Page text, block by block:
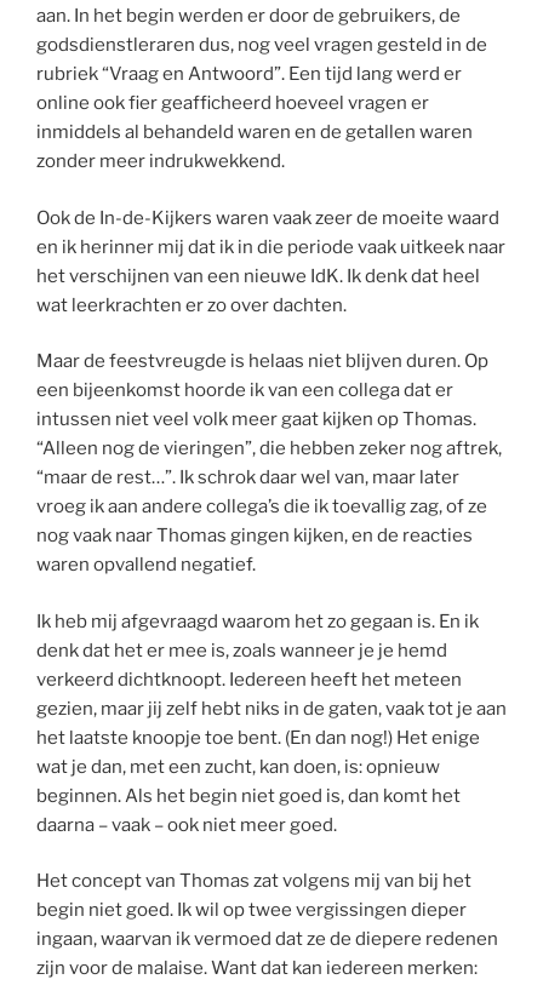
aan. In het begin werden er door de gebruikers, de
godsdienstleraren dus, nog veel vragen gesteld in de
rubriek “Vraag en Antwoord”. Een tijd lang werd er
online ook fier geafficheerd hoeveel vragen er
inmiddels al behandeld waren en de getallen waren
zonder meer indrukwekkend.
Ook de In-de-Kijkers waren vaak zeer de moeite waard
en ik herinner mij dat ik in die periode vaak uitkeek naar
het verschijnen van een nieuwe IdK. Ik denk dat heel
wat leerkrachten er zo over dachten.
Maar de feestvreugde is helaas niet blijven duren. Op
een bijeenkomst hoorde ik van een collega dat er
intussen niet veel volk meer gaat kijken op Thomas.
“Alleen nog de vieringen”, die hebben zeker nog aftrek,
“maar de rest…”. Ik schrok daar wel van, maar later
vroeg ik aan andere collega’s die ik toevallig zag, of ze
nog vaak naar Thomas gingen kijken, en de reacties
waren opvallend negatief.
Ik heb mij afgevraagd waarom het zo gegaan is. En ik
denk dat het er mee is, zoals wanneer je je hemd
verkeerd dichtknoopt. Iedereen heeft het meteen
gezien, maar jij zelf hebt niks in de gaten, vaak tot je aan
het laatste knoopje toe bent. (En dan nog!) Het enige
wat je dan, met een zucht, kan doen, is: opnieuw
beginnen. Als het begin niet goed is, dan komt het
daarna – vaak – ook niet meer goed.
Het concept van Thomas zat volgens mij van bij het
begin niet goed. Ik wil op twee vergissingen dieper
ingaan, waarvan ik vermoed dat ze de diepere redenen
zijn voor de malaise. Want dat kan iedereen merken: